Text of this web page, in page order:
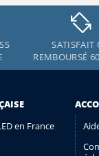
SATISFAIT
REMBOURSÉ
en France